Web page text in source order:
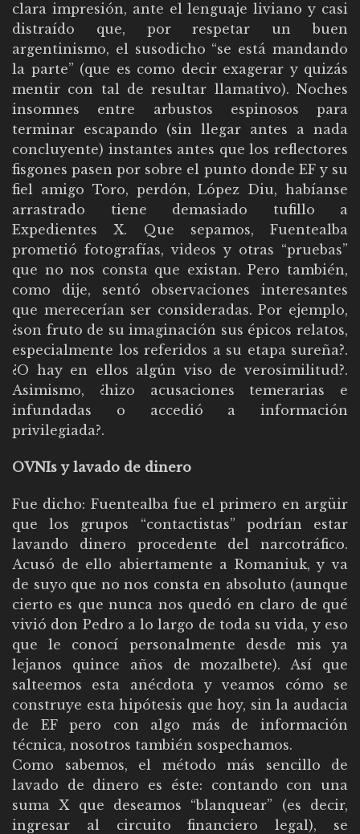
clara impresión, ante el lenguaje liviano y casi
distraído que, por respetar un buen
argentinismo, el susodicho “se está mandando
la parte” (que es como decir exagerar y quizás
mentir con tal de resultar llamativo). Noches
insomnes entre arbustos espinosos para
terminar escapando (sin llegar antes a nada
concluyente) instantes antes que los reflectores
fisgones pasen por sobre el punto donde EF y su
fiel amigo Toro, perdón, López Diu, habíanse
arrastrado tiene demasiado tufillo a
Expedientes X. Que sepamos, Fuentealba
prometió fotografías, videos y otras “pruebas”
que no nos consta que existan. Pero también,
como dije, sentó observaciones interesantes
que merecerían ser consideradas. Por ejemplo,
¿son fruto de su imaginación sus épicos relatos,
especialmente los referidos a su etapa sureña?.
¿O hay en ellos algún viso de verosimilitud?.
Asimismo, ¿hizo acusaciones temerarias e
infundadas o accedió a información
privilegiada?.
OVNIs y lavado de dinero
Fue dicho: Fuentealba fue el primero en argüir
que los grupos “contactistas” podrían estar
lavando dinero procedente del narcotráfico.
Acusó de ello abiertamente a Romaniuk, y va
de suyo que no nos consta en absoluto (aunque
cierto es que nunca nos quedó en claro de qué
vivió don Pedro a lo largo de toda su vida, y eso
que le conocí personalmente desde mis ya
lejanos quince años de mozalbete). Así que
salteemos esta anécdota y veamos cómo se
construye esta hipótesis que hoy, sin la audacia
de EF pero con algo más de información
técnica, nosotros también sospechamos.
Como sabemos, el método más sencillo de
lavado de dinero es éste: contando con una
suma X que deseamos “blanquear” (es decir,
ingresar al circuito financiero legal), se